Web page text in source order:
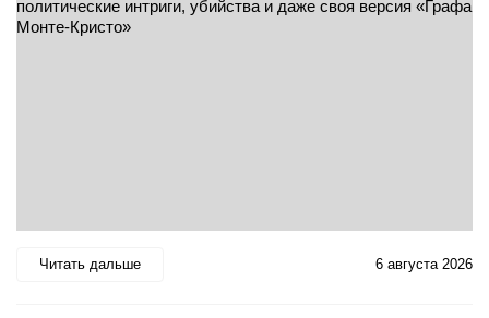
Читать дальше 6 августа 2026